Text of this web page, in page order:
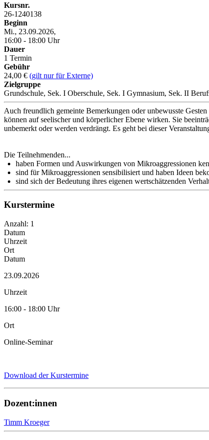
Kursnr.
26-1240138
Beginn
Mi., 23.09.2026,
16:00 - 18:00 Uhr
Dauer
1 Termin
Gebühr
24,00 € (gilt nur für Externe)
Zielgruppe
Grundschule, Sek. I Oberschule, Sek. I Gymnasium, Sek. II
Auch freundlich gemeinte Bemerkungen oder unbewusste
können auf seelischer und körperlicher Ebene wirken. Sie
unbemerkt oder werden verdrängt. Es geht bei dieser
Die Teilnehmenden...
haben Formen und Auswirkungen von Mikroaggressionen
sind für Mikroaggressionen sensibilisiert und haben Ideen
sind sich der Bedeutung ihres eigenen wertschätzenden
Kurstermine
Anzahl: 1
Datum
Uhrzeit
Ort
Datum
23.09.2026
Uhrzeit
16:00 - 18:00 Uhr
Ort
Online-Seminar
Download der Kurstermine
Dozent:innen
Timm Kroeger